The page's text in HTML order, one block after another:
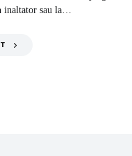
inaltator sau la…